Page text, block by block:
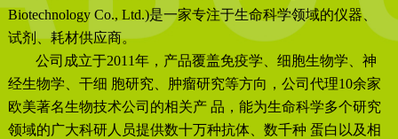
Biotechnology Co., Ltd.)是一家专注于生命科学领域的仪器、
试剂、耗材供应商。
公司成立于2011年，产品覆盖免疫学、细胞生物学、神
经生物学、干细 胞研究、肿瘤研究等方向，公司代理10余家
欧美著名生物技术公司的相关产 品，能为生命科学多个研究
领域的广大科研人员提供数十万种抗体、数千种 蛋白以及相